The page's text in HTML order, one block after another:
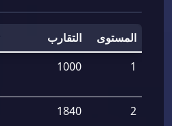
المستوى التقارب
1
1000
2
1840